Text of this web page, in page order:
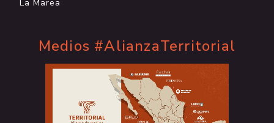
La Marea
Medios #AlianzaTerritorial